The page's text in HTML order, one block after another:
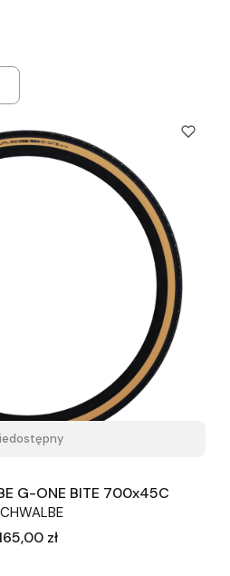
G-ONE BITE 700x45C
zł